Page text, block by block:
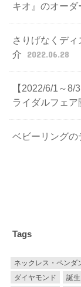
キオ』のオー
さりげなくデ
介
2022.06.28
【2022/6/1～
ライダルフェア
ベビーリング
Tags
ネックレス・ペンダ
ダイヤモンド
誕生